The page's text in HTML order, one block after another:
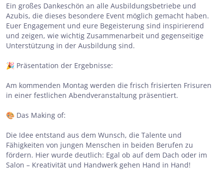
Ein großes Dankeschön an alle Ausbildungsbetriebe und
Azubis, die dieses besondere Event möglich gemacht haben.
Euer Engagement und eure Begeisterung sind inspirierend
und zeigen, wie wichtig Zusammenarbeit und gegenseitige
Unterstützung in der Ausbildung sind.
🎉 Präsentation der Ergebnisse:
Am kommenden Montag werden die frisch frisierten Frisuren
in einer festlichen Abendveranstaltung präsentiert.
🎨 Das Making of:
Die Idee entstand aus dem Wunsch, die Talente und
Fähigkeiten von jungen Menschen in beiden Berufen zu
fördern. Hier wurde deutlich: Egal ob auf dem Dach oder im
Salon – Kreativität und Handwerk gehen Hand in Hand!